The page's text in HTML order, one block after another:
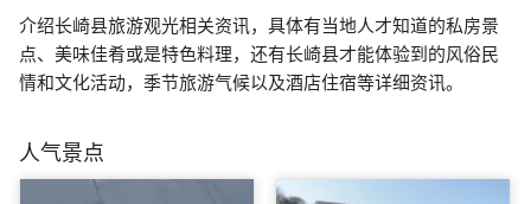
介绍长崎县旅游观光相关资讯，具体有当地人才知道的私房景
点、美味佳肴或是特色料理，还有长崎县才能体验到的风俗民
情和文化活动，季节旅游气候以及酒店住宿等详细资讯。
人气景点